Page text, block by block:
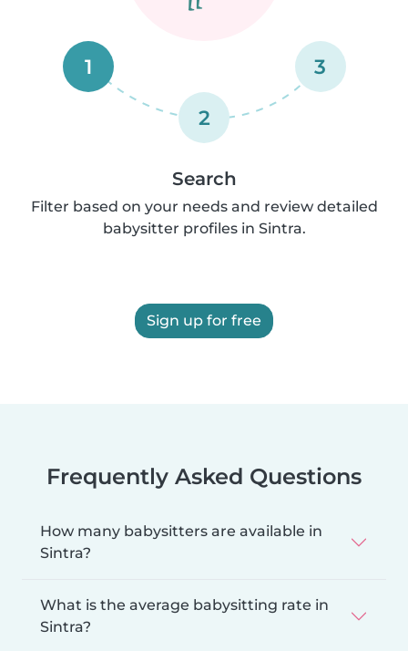
1
2
3
Search
Filter based on your needs and review detailed
babysitter profiles in Sintra.
Sign up for free
Frequently Asked Questions
How many babysitters are available in
Sintra?
What is the average babysitting rate in
Sintra?